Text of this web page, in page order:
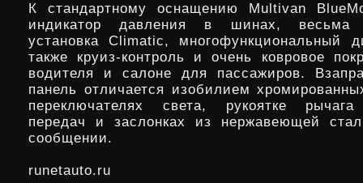
К стандартному оснащению Multivan
индикатор давления в шинах, весьма
установка Climatic, многофункциональный
также круиз-контроль и очень ковровое
водителя и салоне для пассажиров.
панель отличается изобилием
переключателях света, рукоятке рычага
передач и заслонках из нержавеющей
сообщении.
runetauto.ru